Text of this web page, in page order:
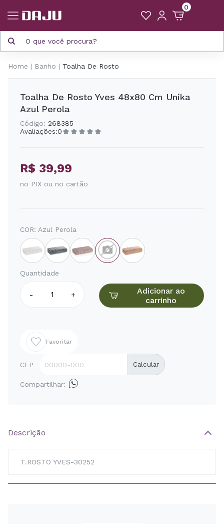
0
Home Banho Toalha De Rosto
Toalha De Rosto Yves 48x80 Cm Unika
Azul Perola
Código: 268385
Avaliações:0
R$ 39,99
no PIX ou no cartão
COR: Azul Perola
Quantidade
- +
Adicionar ao
carrinho
Favoritar
CEP Calcular
Compartilhar:
Descrição
T.ROSTO YVES-30252